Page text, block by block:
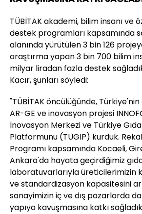
TÜBİTAK akademi, bilim insanı ve
destek programları kapsamında
alanında yürütülen 3 bin 126
araştırma yapan 3 bin 700 bilim
milyar liradan fazla destek
Kacır, şunları söyledi:
"TÜBİTAK öncülüğünde,
AR-GE ve inovasyon projesi
İnovasyon Merkezi ve Türkiye
Platformunu (TÜGİP) kurduk.
Programı kapsamında Kocaeli,
Ankara'da hayata geçirdiğimiz
laboratuvarlarıyla üreticilerimizin
ve standardizasyon kapasitesini
sanayimizin iç ve dış pazarlarda
yapıya kavuşmasına katkı